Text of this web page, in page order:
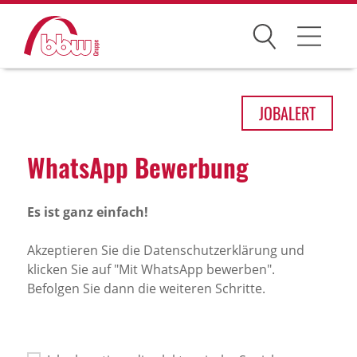
Suchen
Über uns
Leitbild
Gesellschaften
Historie
JOBALERT
What­sApp Bewer­bung
Es ist ganz einfach!
Akzeptieren Sie die Datenschutzerklärung und
klicken Sie auf "Mit WhatsApp bewerben".
Befolgen Sie dann die weiteren Schritte.